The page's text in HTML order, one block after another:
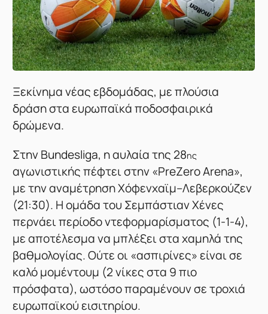
Ξεκίνημα νέας εβδομάδας, με πλούσια
δράση στα ευρωπαϊκά ποδοσφαιρικά
δρώμενα.
Στην Bundesliga, η αυλαία της 28ης
αγωνιστικής πέφτει στην «PreZero Arena»,
με την αναμέτρηση Χόφενχαϊμ–Λεβερκούζεν
(21:30). Η ομάδα του Σεμπάστιαν Χένες
περνάει περίοδο ντεφορμαρίσματος (1-1-4),
με αποτέλεσμα να μπλέξει στα χαμηλά της
βαθμολογίας. Ούτε οι «ασπιρίνες» είναι σε
καλό μομέντουμ (2 νίκες στα 9 πιο
πρόσφατα), ωστόσο παραμένουν σε τροχιά
ευρωπαϊκού εισιτηρίου.